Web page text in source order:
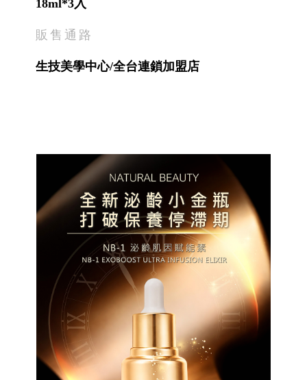
18ml*3入
販售通路
生技美學中心/全台連鎖加盟店